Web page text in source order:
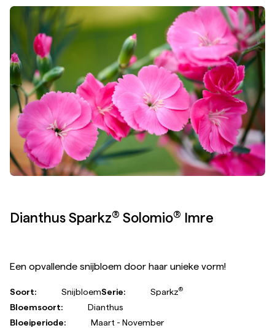
Dianthus Sparkz® Solomio® Imre
Een opvallende snijbloem door haar unieke vorm!
Soort: SnijbloemSerie: Sparkz®
Bloemsoort:
Dianthus
Bloeiperiode:
Maart - November